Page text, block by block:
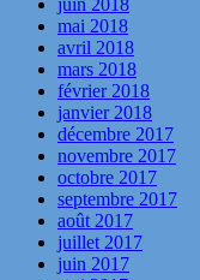
juin 2018
mai 2018
avril 2018
mars 2018
février 2018
janvier 2018
décembre 2017
novembre 2017
octobre 2017
septembre 2017
août 2017
juillet 2017
juin 2017